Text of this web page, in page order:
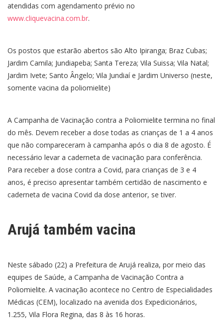
atendidas com agendamento prévio no
www.cliquevacina.com.br.
Os postos que estarão abertos são Alto Ipiranga; Braz Cubas;
Jardim Camila; Jundiapeba; Santa Tereza; Vila Suissa; Vila Natal;
Jardim Ivete; Santo Ângelo; Vila Jundiaí e Jardim Universo (neste,
somente vacina da poliomielite)
A Campanha de Vacinação contra a Poliomielite termina no final
do mês. Devem receber a dose todas as crianças de 1 a 4 anos
que não compareceram à campanha após o dia 8 de agosto. É
necessário levar a caderneta de vacinação para conferência.
Para receber a dose contra a Covid, para crianças de 3 e 4
anos, é preciso apresentar também certidão de nascimento e
caderneta de vacina Covid da dose anterior, se tiver.
Arujá também vacina
Neste sábado (22) a Prefeitura de Arujá realiza, por meio das
equipes de Saúde, a Campanha de Vacinação Contra a
Poliomielite. A vacinação acontece no Centro de Especialidades
Médicas (CEM), localizado na avenida dos Expedicionários,
1.255, Vila Flora Regina, das 8 às 16 horas.